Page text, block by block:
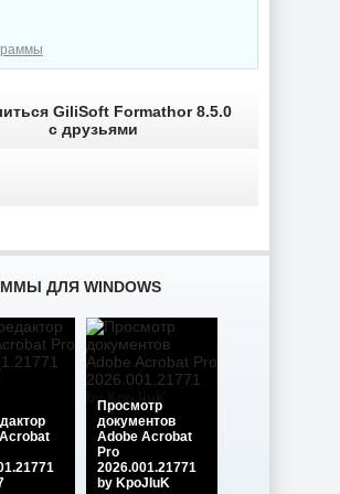
Capture
Build
KpoJIuK
PDF редактор
PDFelement Pro
12.1.28.4370
Диспетчер задач
NEW
GiliSoft Formathor 8.5.0
с друзьями
ДЛЯ WINDOWS
Просмотр
документов
Adobe Acrobat
Pro
2026.001.21771
by KpoJIuK